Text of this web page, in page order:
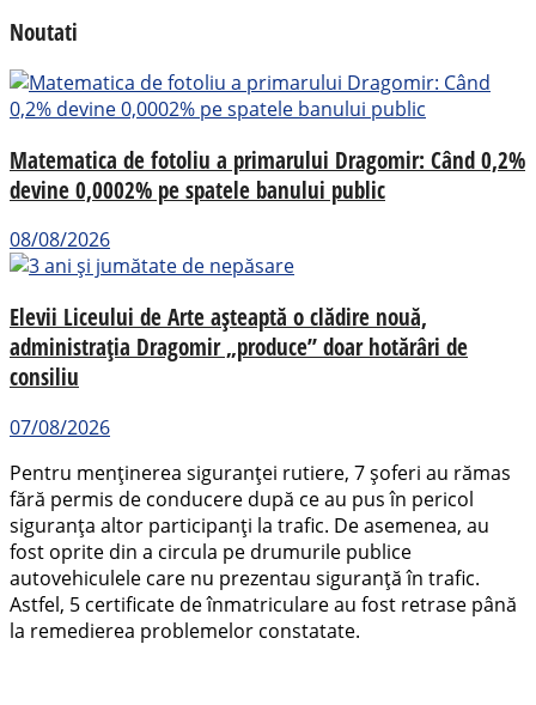
Noutati
Matematica de fotoliu a primarului Dragomir: Când 0,2%
devine 0,0002% pe spatele banului public
08/08/2026
Elevii Liceului de Arte așteaptă o clădire nouă,
administrația Dragomir „produce” doar hotărâri de
consiliu
07/08/2026
Pentru menținerea siguranței rutiere, 7 șoferi au rămas
fără permis de conducere după ce au pus în pericol
siguranța altor participanți la trafic. De asemenea, au
fost oprite din a circula pe drumurile publice
autovehiculele care nu prezentau siguranță în trafic.
Astfel, 5 certificate de înmatriculare au fost retrase până
la remedierea problemelor constatate.